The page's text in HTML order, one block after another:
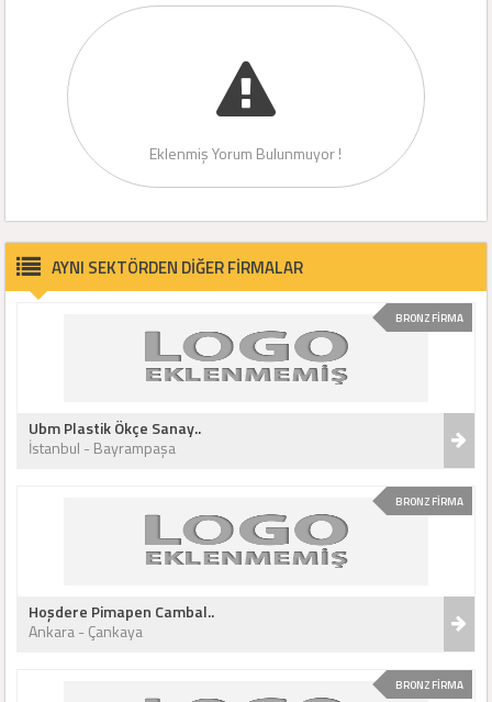
Eklenmiş Yorum Bulunmuyor !
AYNI SEKTÖRDEN DİĞER FİRMALAR
BRONZ FİRMA
Ubm Plastik Ökçe Sanay..
İstanbul - Bayrampaşa
BRONZ FİRMA
Hoşdere Pimapen Cambal..
Ankara - Çankaya
BRONZ FİRMA